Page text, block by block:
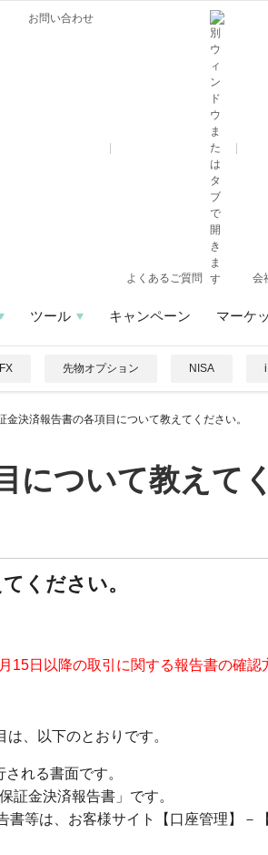
お問い合わせ
よくあるご質問 会
ツール キャンペーン マーケ
FX 先物オプション NISA
金決済報告書の各項目について教えてください。
について教えて
ください。
日以降の取引に関する報告書の確認
、以下のとおりです。
れる書面です。
証金決済報告書」です。
書等は、お客様サイト【口座管理】－